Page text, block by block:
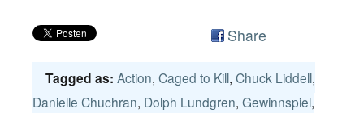
Share
Tagged as: Action, Caged to Kill, Chuck Liddell,
Danielle Chuchran, Dolph Lundgren, Gewinnspiel,